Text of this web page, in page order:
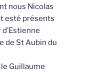
nous Nicolas
esté présents
de St Aubin du
Guillaume